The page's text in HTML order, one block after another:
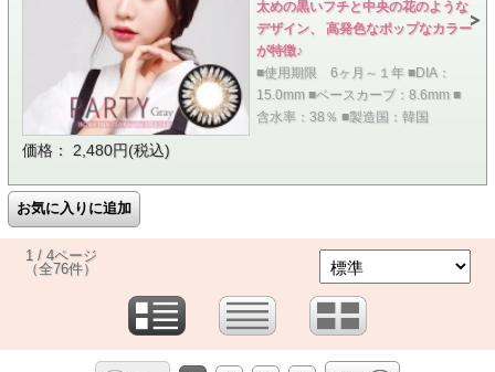
太めの黒いフチと中央の花のような
デザイン、 高発色なポップなカラー
が特徴♪
■使用期限 6ヶ月～１年 ■DIA：
15.0mm ■ベースカーブ：8.6mm ■
含水率：38％ ■製造国：韓国
価格： 2,480円(税込)
1 / 4ページ
（全76件）